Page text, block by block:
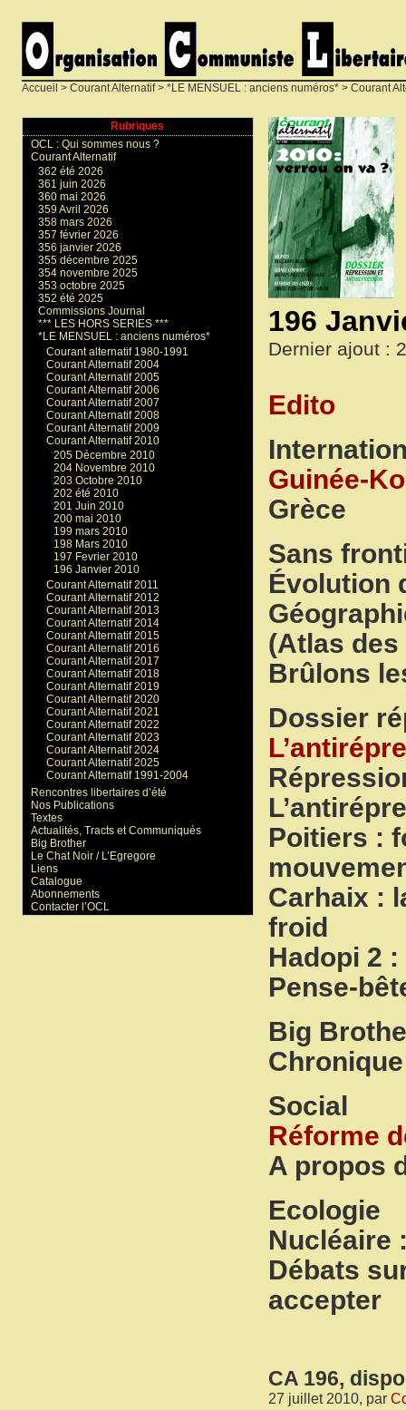
Accueil > Courant Alternatif> *LE MENSUEL : anciens numéros* > Courant
196
Dernier ajout :
Edito
Guinée-
Grèce
Sans
Évolution
(Atlas
Brûlons
Dossier
Poitiers :
Carhaix :
froid
Hadopi 2
Pense-
Big
Social
Réforme
A propos
Ecologie
Nucléaire
Débats
accepter
CA 196,
27 juillet 2010, par
Rubriques
OCL : Qui sommes nous ?
Courant Alternatif
362 été 2026
361 juin 2026
360 mai 2026
359 Avril 2026
358 mars 2026
357 février 2026
356 janvier 2026
355 décembre 2025
354 novembre 2025
353 octobre 2025
352 été 2025
Commissions Journal
*** LES HORS SERIES ***
*LE MENSUEL : anciens numéros*
Courant alternatif 1980-1991
Courant Alternatif 2004
Courant Alternatif 2005
Courant Alternatif 2006
Courant Alternatif 2007
Courant Alternatif 2008
Courant Alternatif 2009
Courant Alternatif 2010
205 Décembre 2010
204 Novembre 2010
203 Octobre 2010
202 été 2010
201 Juin 2010
200 mai 2010
199 mars 2010
198 Mars 2010
197 Fevrier 2010
196 Janvier 2010
Courant Alternatif 2011
Courant Alternatif 2012
Courant Alternatif 2013
Courant Alternatif 2014
Courant Alternatif 2015
Courant Alternatif 2016
Courant Alternatif 2017
Courant Alternatif 2018
Courant Alternatif 2019
Courant Alternatif 2020
Courant Alternatif 2021
Courant Alternatif 2022
Courant Alternatif 2023
Courant Alternatif 2024
Courant Alternatif 2025
Courant Alternatif 1991-2004
Rencontres libertaires d’été
Nos Publications
Textes
Actualités, Tracts et Communiqués
Big Brother
Le Chat Noir / L’Egregore
Liens
Catalogue
Abonnements
Contacter l’OCL